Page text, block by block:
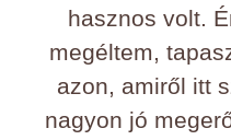
hasznos volt.
megéltem,
azon, amiről itt
nagyon jó